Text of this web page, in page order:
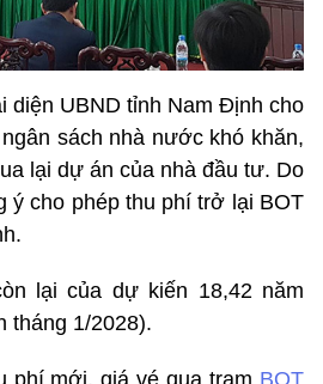
diện UBND tỉnh Nam Định cho
sách nhà nước khó khăn,
lại dự án của nhà đầu tư. Do
ý cho phép thu phí trở lại BOT
lại của dự kiến 18,42 năm
tháng 1/2028).
phí mới, giá vé qua trạm BOT